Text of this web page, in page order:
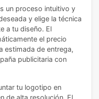
un proceso intuitivo y
y elige la técnica
a tu diseño. El
el precio
estimada de entrega,
publicitaria con
tu logotipo en
de alta resolución. El